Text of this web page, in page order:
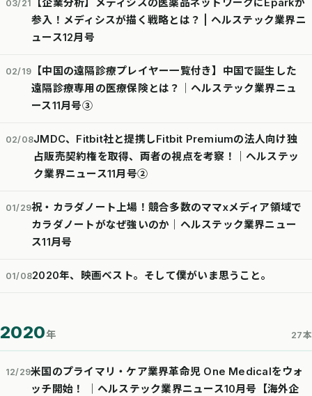
03/21
【企業分析】メディシスの医薬品ネットワークにEparkが
参入！メディシスが描く戦略とは？ | ヘルステック業界ニ
ュース12月号
02/19
【中国の遠隔診療プレイヤー一覧付き】中国で誕生した
遠隔診療専用の医療保険とは？│ヘルステック業界ニュ
ース11月号③
02/08JMDC、Fitbit社と提携しFitbit Premiumの法人向け独
占販売契約権を取得、両者の視点を考察！｜ヘルステッ
ク業界ニュース11月号②
01/29祝・カラダノート上場！競合多数のママxメディア領域で
カラダノートがなぜ強いのか｜ヘルステック業界ニュー
ス11月号
01/082020年、映画ベスト。そして僕がいま思うこと。
2020年 27本
12/29米国のプライマリ・ケア業界革命児 One Medicalをウォ
ッチ開始！ │ヘルステック業界ニュース10月号【海外企